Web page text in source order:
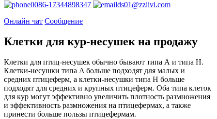
0086-17344898347
ds01@zzlivi.com
Онлайн чат Сообщение
Клетки для кур-несушек на продажу
Клетки для птиц-несушек обычно бывают типа А и типа Н.
Клетки-несушки типа A больше подходят для малых и
средних птицеферм, а клетки-несушки типа H больше
подходят для средних и крупных птицеферм. Оба типа клеток
для кур могут эффективно увеличить плотность размножения
и эффективность размножения на птицефермах, а также
принести больше пользы птицефермам.